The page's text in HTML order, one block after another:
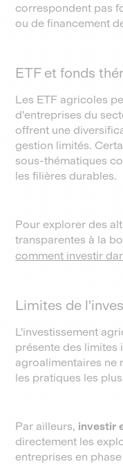
correspondent pas
ou de financement
ETF et fonds
Les ETF agricoles
d'entreprises du
offrent une
gestion limités.
sous-thématiques
les filières durables.
Pour explorer des
transparentes à la
comment investir
Limites de
L'investissement
présente des limites
agroalimentaires ne
les pratiques les
Par ailleurs, investir
directement les
entreprises en